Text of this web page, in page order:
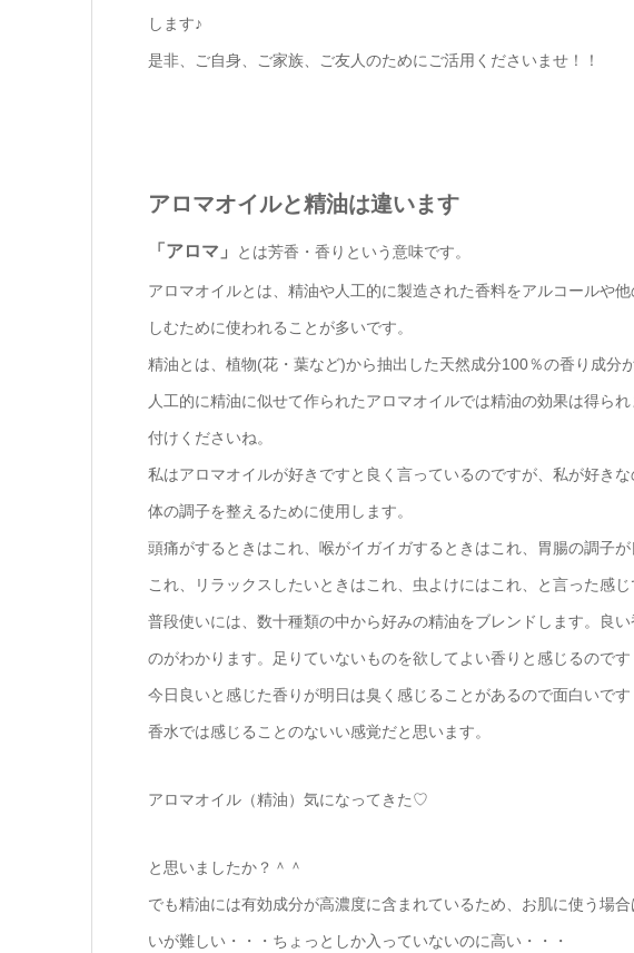
します♪
是非、ご自身、ご家族、ご友人のためにご活用くださいませ！！
アロマオイルと精油は違います
「アロマ」 とは芳香・香りという意味です。
アロマオイルとは、精油や人工的に製造された香料をアルコールや
しむために使われることが多いです。
精油とは、植物(花・葉など)から抽出した天然成分100％の香り成分
人工的に精油に似せて作られたアロマオイルでは精油の効果は得ら
付けくださいね。
私はアロマオイルが好きですと良く言っているのですが、私が好きな
体の調子を整えるために使用します。
頭痛がするときはこれ、喉がイガイガするときはこれ、胃腸の調子
これ、リラックスしたいときはこれ、虫よけにはこれ、と言った感じ
普段使いには、数十種類の中から好みの精油をブレンドします。良
のがわかります。足りていないものを欲してよい香りと感じるのです
今日良いと感じた香りが明日は臭く感じることがあるので面白いです
香水では感じることのないい感覚だと思います。
アロマオイル（精油）気になってきた♡
と思いましたか？＾＾
でも精油には有効成分が高濃度に含まれているため、お肌に使う場
いが難しい・・・ちょっとしか入っていないのに高い・・・